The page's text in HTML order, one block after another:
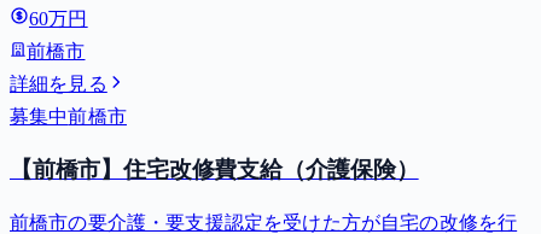
60万円
前橋市
詳細を見る
募集中前橋市
【前橋市】住宅改修費支給（介護保険）
前橋市の要介護・要支援認定を受けた方が自宅の改修を行